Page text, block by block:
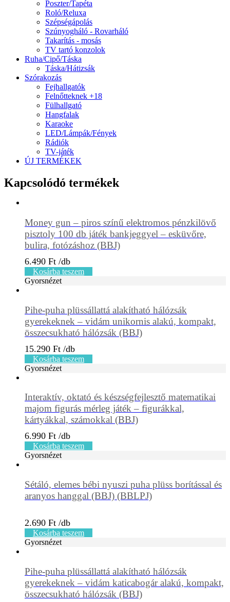
Poszter/Tapéta
Roló/Reluxa
Szépségápolás
Szúnyogháló - Rovarháló
Takarítás - mosás
TV tartó konzolok
Ruha/Cipő/Táska
Táska/Hátizsák
Szórakozás
Fejhallgatók
Felnőtteknek +18
Fülhallgató
Hangfalak
Karaoke
LED/Lámpák/Fények
Rádiók
TV-játék
ÚJ TERMÉKEK
Kapcsolódó termékek
Money gun – piros színű elektromos pénzkilövő
pisztoly 100 db játék bankjeggyel – esküvőre,
bulira, fotózáshoz (BBJ)
6.490 Ft
Kosárba teszem
Gyorsnézet
Pihe-puha plüssállattá alakítható hálózsák
gyerekeknek – vidám unikornis alakú, kompakt,
összecsukható hálózsák (BBJ)
15.290 Ft
Kosárba teszem
Gyorsnézet
Interaktív, oktató és készségfejlesztő matematikai
majom figurás mérleg játék – figurákkal,
kártyákkal, számokkal (BBJ)
6.990 Ft
Kosárba teszem
Gyorsnézet
Sétáló, elemes bébi nyuszi puha plüss borítással és
aranyos hanggal (BBJ) (BBLPJ)
2.690 Ft
Kosárba teszem
Gyorsnézet
Pihe-puha plüssállattá alakítható hálózsák
gyerekeknek – vidám katicabogár alakú, kompakt,
összecsukható hálózsák (BBJ)